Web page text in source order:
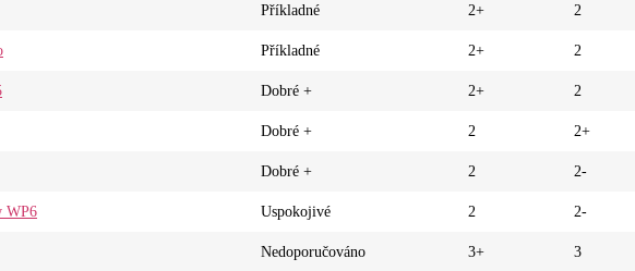
Příkladné 2+ 2
Příkladné 2+ 2
Dobré + 2+ 2
Dobré + 2 2+
Dobré + 2 2-
WP6 Uspokojivé 2 2-
Nedoporučováno 3+ 3